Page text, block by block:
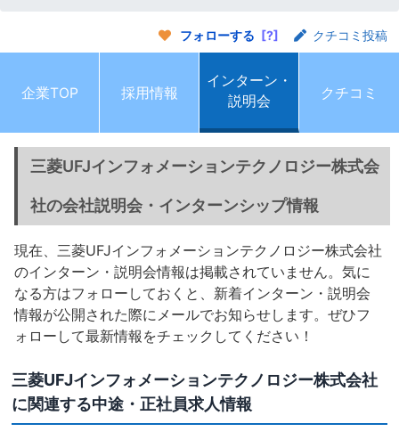
フォローする [?] クチコミ投稿
企業TOP 採用情報
インターン・
説明会
クチコミ
三菱UFJインフォメーションテクノロジー株式会
社の会社説明会・インターンシップ情報
現在、三菱UFJインフォメーションテクノロジー株式会社
のインターン・説明会情報は掲載されていません。気に
なる方はフォローしておくと、新着インターン・説明会
情報が公開された際にメールでお知らせします。ぜひフ
ォローして最新情報をチェックしてください！
三菱UFJインフォメーションテクノロジー株式会社
に関連する中途・正社員求人情報